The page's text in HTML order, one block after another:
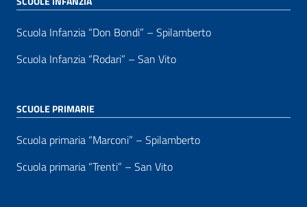
Scuola Infanzia “Don Bondi” – Spilamberto
Scuola Infanzia “Rodari” – San Vito
SCUOLE PRIMARIE
Scuola primaria “Marconi” – Spilamberto
Scuola primaria “Trenti” – San Vito